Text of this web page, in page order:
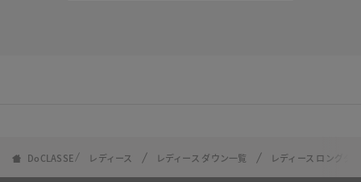
DoCLASSE レディース レディース ダウン一覧 レディース ロングダ